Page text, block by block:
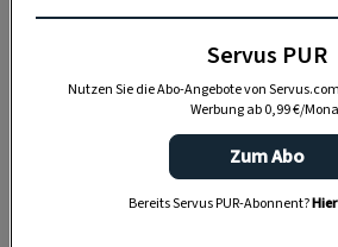
ABO
Servus PUR
Nutzen Sie die Abo-Angebote von
Werbung ab 0,99 €/
Zum Abo
Bereits Servus PUR-Abonnent?